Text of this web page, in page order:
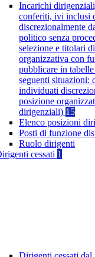
Incarichi
conferiti, ivi inclusi
discrezionalmente
politico senza
selezione e titolari
organizzativa con
pubblicare in
seguenti situazioni:
individuati
posizione
dirigenziali) 15
Elenco posizioni
Posti di funzione
Ruolo dirigenti
cessati 1